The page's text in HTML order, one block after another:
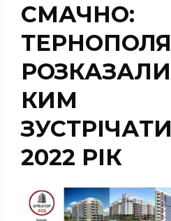
СМАЧНО:
РОЗКАЗАЛИ
КИМ
2022 РІК